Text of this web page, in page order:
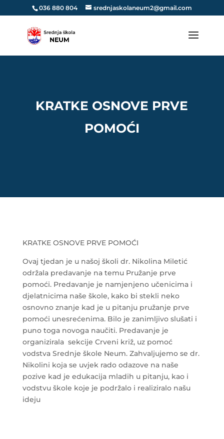
036 880 804 srednjaskolaneum2@gmail.com
KRATKE OSNOVE PRVE
POMOĆI
KRATKE OSNOVE PRVE POMOĆI
Ovaj tjedan je u našoj školi dr. Nikolina Miletić
održala predavanje na temu Pružanje prve
pomoći. Predavanje je namjenjeno učenicima i
djelatnicima naše škole, kako bi stekli neko
osnovno znanje kad je u pitanju pružanje prve
pomoći unesrećenima. Bilo je zanimljivo slušati i
puno toga novoga naučiti. Predavanje je
organizirala sekcije Crveni križ, uz pomoć
vodstva Srednje škole Neum. Zahvaljujemo se dr.
Nikolini koja se uvjek rado odazove na naše
pozive kad je edukacija mladih u pitanju, kao i
vodstvu škole koje je podržalo i realiziralo našu
ideju